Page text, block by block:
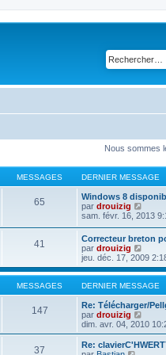
Nous sommes
MESSAGES DERNIER MESSAGE
65
Windows 8
par drouizig
o
u
l
t
e
r
l
d
e
r
n
i
sam. févr. 16, 2013
41
Correcteur breton
par drouizig
o
n
s
u
l
t
r
l
e
jeu. déc. 17, 2009
MESSAGES DERNIER MESSAGE
147
Re: Télécharger/
par drouizig
o
n
s
dim. avr. 04, 2010
37
Re: